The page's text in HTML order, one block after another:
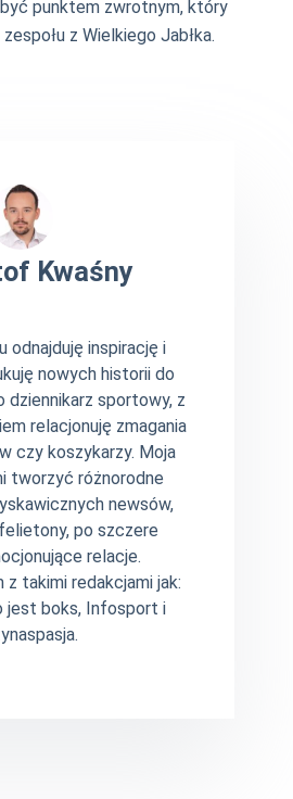
być punktem zwrotnym, który
z Wielkiego Jabłka.
Kwaśny
odnajduję inspirację i
nowych historii do
dziennikarz sportowy, z
relacjonuję zmagania
czy koszykarzy. Moja
tworzyć różnorodne
newsów,
po szczere
relacje.
z takimi redakcjami jak:
jest boks, Infosport i